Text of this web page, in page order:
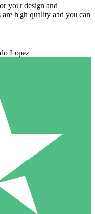
your design and
high quality and you can
Lopez